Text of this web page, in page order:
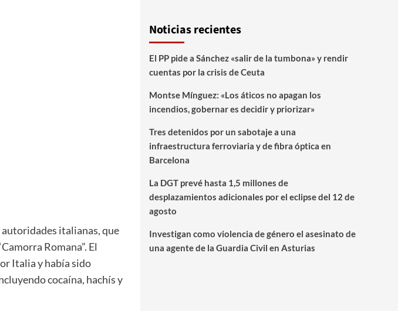
autoridades italianas, que
Romana”. El
Italia y había sido
cocaína, hachís y
Noticias recientes
El PP pide a Sánchez «salir de la tumbona» y rendir
cuentas por la crisis de Ceuta
Montse Mínguez: «Los áticos no apagan los
incendios, gobernar es decidir y priorizar»
Tres detenidos por un sabotaje a una
infraestructura ferroviaria y de fibra óptica en
Barcelona
La DGT prevé hasta 1,5 millones de
desplazamientos adicionales por el eclipse del 12 de
agosto
Investigan como violencia de género el asesinato de
una agente de la Guardia Civil en Asturias